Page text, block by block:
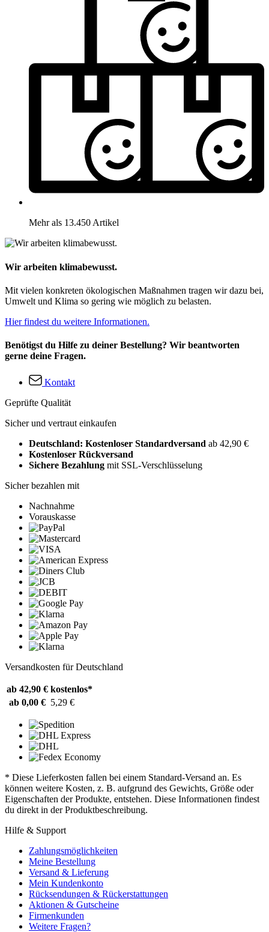
Mehr als 13.450 Artikel
Wir arbeiten klimabewusst.
Mit vielen konkreten ökologischen Maßnahmen tragen wir dazu bei,
Umwelt und Klima so gering wie möglich zu belasten.
Hier findest du weitere Informationen.
Benötigst du Hilfe zu deiner Bestellung? Wir beantworten
gerne deine Fragen.
Kontakt
Geprüfte Qualität
Sicher und vertraut einkaufen
Deutschland: Kostenloser Standardversand ab 42,90 €
Kostenloser Rückversand
Sichere Bezahlung mit SSL-Verschlüsselung
Sicher bezahlen mit
Nachnahme
Vorauskasse
Versandkosten für Deutschland
ab 42,90 € kostenlos*
ab 0,00 € 5,29 €
* Diese Lieferkosten fallen bei einem Standard-Versand an. Es
können weitere Kosten, z. B. aufgrund des Gewichts, Größe oder
Eigenschaften der Produkte, entstehen. Diese Informationen findest
du direkt in der Produktbeschreibung.
Hilfe & Support
Zahlungsmöglichkeiten
Meine Bestellung
Versand & Lieferung
Mein Kundenkonto
Rücksendungen & Rückerstattungen
Aktionen & Gutscheine
Firmenkunden
Weitere Fragen?